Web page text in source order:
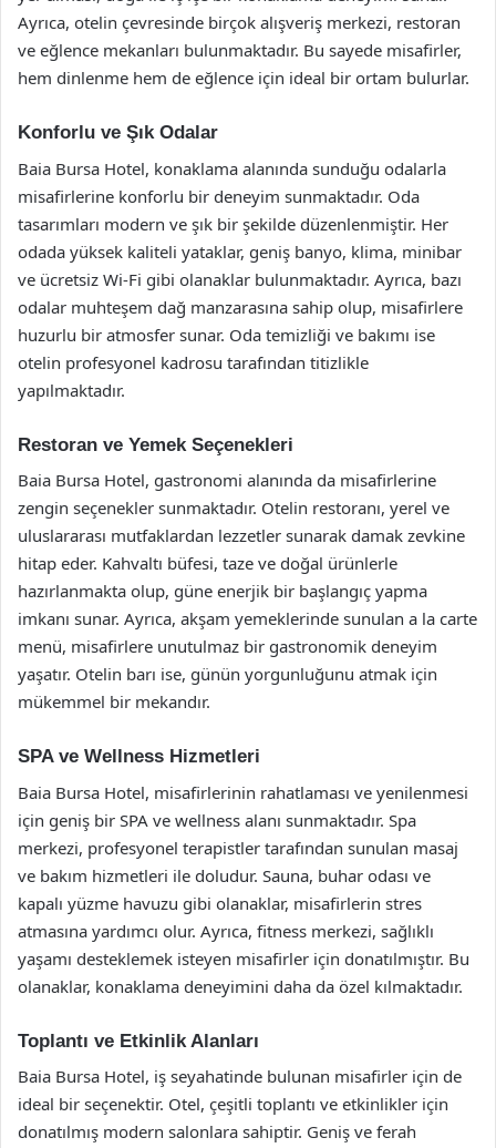
Ayrıca, otelin çevresinde birçok alışveriş merkezi, restoran
ve eğlence mekanları bulunmaktadır. Bu sayede misafirler,
hem dinlenme hem de eğlence için ideal bir ortam bulurlar.
Konforlu ve Şık Odalar
Baia Bursa Hotel, konaklama alanında sunduğu odalarla
misafirlerine konforlu bir deneyim sunmaktadır. Oda
tasarımları modern ve şık bir şekilde düzenlenmiştir. Her
odada yüksek kaliteli yataklar, geniş banyo, klima, minibar
ve ücretsiz Wi-Fi gibi olanaklar bulunmaktadır. Ayrıca, bazı
odalar muhteşem dağ manzarasına sahip olup, misafirlere
huzurlu bir atmosfer sunar. Oda temizliği ve bakımı ise
otelin profesyonel kadrosu tarafından titizlikle
yapılmaktadır.
Restoran ve Yemek Seçenekleri
Baia Bursa Hotel, gastronomi alanında da misafirlerine
zengin seçenekler sunmaktadır. Otelin restoranı, yerel ve
uluslararası mutfaklardan lezzetler sunarak damak zevkine
hitap eder. Kahvaltı büfesi, taze ve doğal ürünlerle
hazırlanmakta olup, güne enerjik bir başlangıç yapma
imkanı sunar. Ayrıca, akşam yemeklerinde sunulan a la carte
menü, misafirlere unutulmaz bir gastronomik deneyim
yaşatır. Otelin barı ise, günün yorgunluğunu atmak için
mükemmel bir mekandır.
SPA ve Wellness Hizmetleri
Baia Bursa Hotel, misafirlerinin rahatlaması ve yenilenmesi
için geniş bir SPA ve wellness alanı sunmaktadır. Spa
merkezi, profesyonel terapistler tarafından sunulan masaj
ve bakım hizmetleri ile doludur. Sauna, buhar odası ve
kapalı yüzme havuzu gibi olanaklar, misafirlerin stres
atmasına yardımcı olur. Ayrıca, fitness merkezi, sağlıklı
yaşamı desteklemek isteyen misafirler için donatılmıştır. Bu
olanaklar, konaklama deneyimini daha da özel kılmaktadır.
Toplantı ve Etkinlik Alanları
Baia Bursa Hotel, iş seyahatinde bulunan misafirler için de
ideal bir seçenektir. Otel, çeşitli toplantı ve etkinlikler için
donatılmış modern salonlara sahiptir. Geniş ve ferah